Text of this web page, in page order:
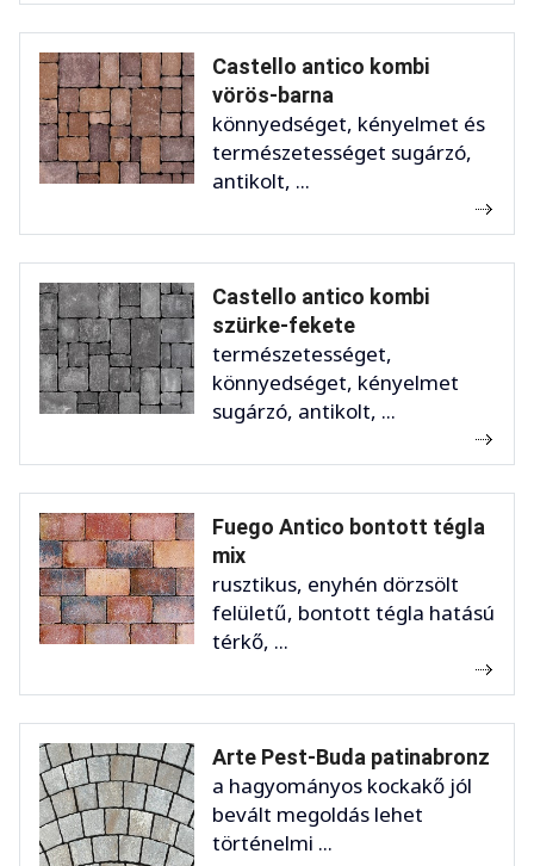
Castello antico kombi
vörös-barna
könnyedséget, kényelmet és
természetességet sugárzó,
antikolt, ...
Castello antico kombi
szürke-fekete
természetességet,
könnyedséget, kényelmet
sugárzó, antikolt, ...
Fuego Antico bontott tégla
mix
rusztikus, enyhén dörzsölt
felületű, bontott tégla hatású
térkő, ...
Arte Pest-Buda patinabronz
a hagyományos kockakő jól
bevált megoldás lehet
történelmi ...